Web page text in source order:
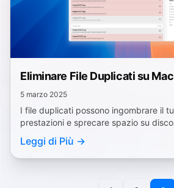
Eliminare File Duplicati su Mac
5 marzo 2025
I file duplicati possono ingombrare il
prestazioni e sprecare spazio su
aiuta a trovare e rimuovere duplicati.
Leggi di Più →